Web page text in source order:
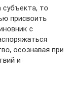
субъекта, то
присвоить
с
осознавая при
и